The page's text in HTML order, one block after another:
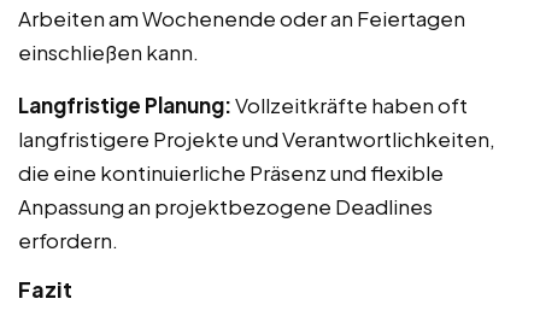
Arbeiten am Wochenende oder an Feiertagen
einschließen kann.
Langfristige Planung:Vollzeitkräfte haben oft
langfristigere Projekte und Verantwortlichkeiten,
die eine kontinuierliche Präsenz und flexible
Anpassung an projektbezogene Deadlines
erfordern.
Fazit